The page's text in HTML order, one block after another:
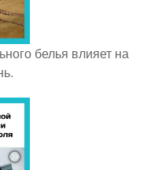
белья влияет на